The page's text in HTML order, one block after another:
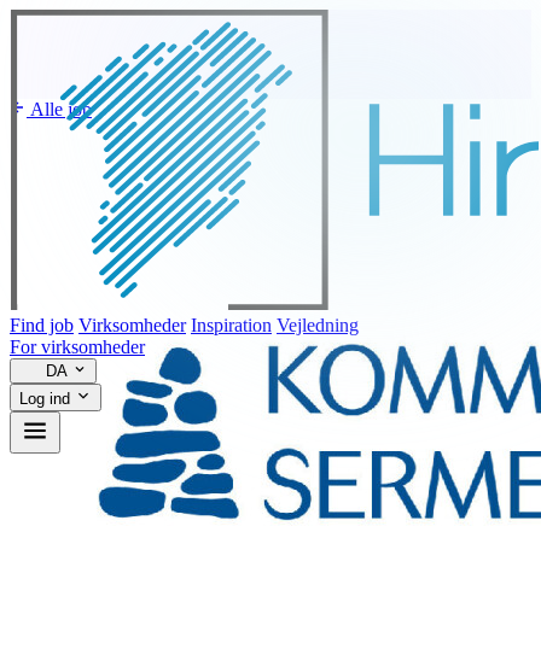
Find job Virksomheder Inspiration Vejledning
For virksomheder
DA
Log ind
Alle job